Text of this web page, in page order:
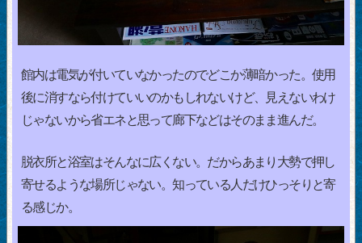
館内は電気が付いていなかったのでどこか薄暗かった。使用
後に消すなら付けていいのかもしれないけど、見えないわけ
じゃないから省エネと思って廊下などはそのまま進んだ。
脱衣所と浴室はそんなに広くない。だからあまり大勢で押し
寄せるような場所じゃない。知っている人だけひっそりと寄
る感じか。